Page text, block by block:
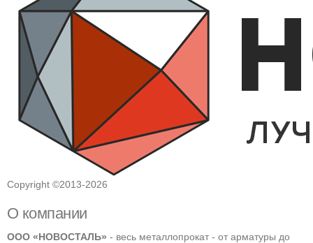
Copyright ©2013-2026
О компании
ООО «НОВОСТАЛЬ» - весь металлопрокат - от арматуры до